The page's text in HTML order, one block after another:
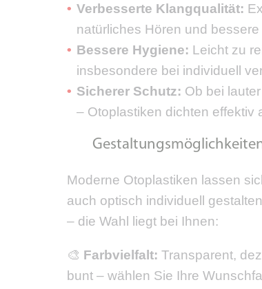
Verbesserte Klangqualität:
natürliches Hören und
Bessere Hygiene: Leicht zu
insbesondere bei individuell
Sicherer Schutz: Ob bei
– Otoplastiken dichten effektiv
Moderne Otoplastiken lassen
auch optisch individuell
– die Wahl liegt bei Ihnen:
🎨 Farbvielfalt: Transparent,
bunt – wählen Sie Ihre